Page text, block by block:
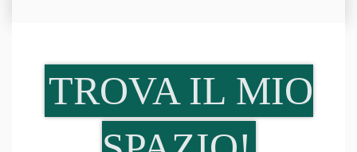
TROVA IL MIO